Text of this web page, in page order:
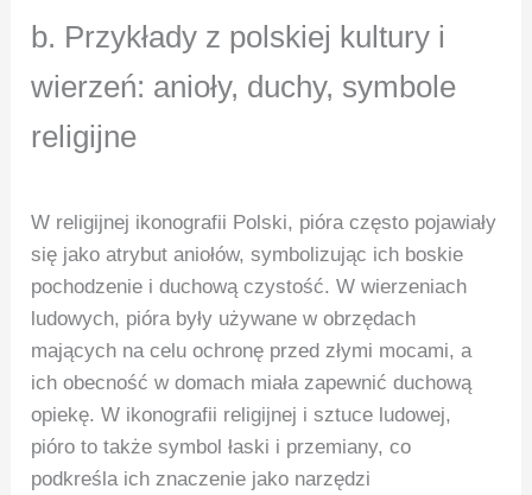
b. Przykłady z polskiej kultury i
wierzeń: anioły, duchy, symbole
religijne
W religijnej ikonografii Polski, pióra często pojawiały
się jako atrybut aniołów, symbolizując ich boskie
pochodzenie i duchową czystość. W wierzeniach
ludowych, pióra były używane w obrzędach
mających na celu ochronę przed złymi mocami, a
ich obecność w domach miała zapewnić duchową
opiekę. W ikonografii religijnej i sztuce ludowej,
pióro to także symbol łaski i przemiany, co
podkreśla ich znaczenie jako narzędzi